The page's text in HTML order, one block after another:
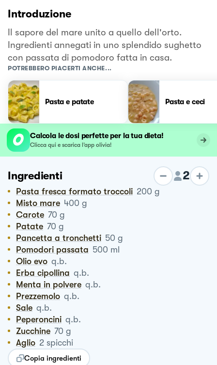
Introduzione
Il sapore del mare unito a quello dell'orto.
Ingredienti annegati in uno splendido sughetto
con passata di pomodoro fatta in casa.
POTREBBERO PIACERTI ANCHE...
Pasta e patate Pasta e ceci
Calcola le dosi perfette per la tua dieta!
Clicca qui e scarica l’app olivia!
Ingredienti 2
Pasta fresca formato troccoli 200 g
Misto mare 400 g
Carote 70 g
Patate 70 g
Pancetta a tronchetti 50 g
Pomodori passata 500 ml
Olio evo q.b.
Erba cipollina q.b.
Menta in polvere q.b.
Prezzemolo q.b.
Sale q.b.
Peperoncini q.b.
Zucchine 70 g
Aglio 2 spicchi
Copia ingredienti